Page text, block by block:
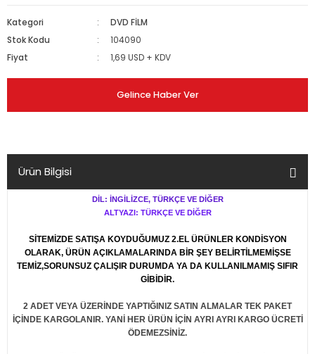
Kategori
DVD FİLM
Stok Kodu
104090
Fiyat
1,69 USD + KDV
Gelince Haber Ver
Ürün Bilgisi
DİL: İNGİLİZCE, TÜRKÇE VE DİĞER
ALTYAZI: TÜRKÇE VE DİĞER
SİTEMİZDE SATIŞA KOYDUĞUMUZ 2.EL ÜRÜNLER KONDİSYON
OLARAK, ÜRÜN AÇIKLAMALARINDA BİR ŞEY BELİRTİLMEMİŞSE
TEMİZ,SORUNSUZ ÇALIŞIR DURUMDA YA DA KULLANILMAMIŞ SIFIR
GİBİDİR.
2 ADET VEYA ÜZERİNDE YAPTIĞINIZ SATIN ALMALAR TEK PAKET
İÇİNDE KARGOLANIR. YANİ HER ÜRÜN İÇİN AYRI AYRI KARGO ÜCRETİ
ÖDEMEZSİNİZ.